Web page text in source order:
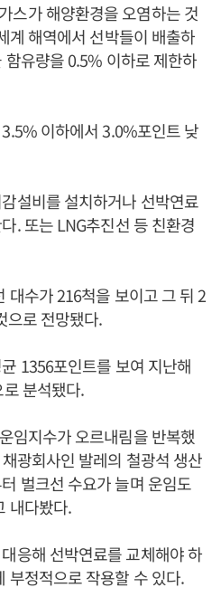
스가 해양환경을 오염하는 것
계 해역에서 선박들이 배출하
유량을 0.5% 이하로 제한하
이하에서 3.0%포인트 낮
설비를 설치하거나 선박연료
. 또는 LNG추진선 등 친환경
대수가 216척을 보이고 그 뒤 2
으로 전망됐다.
1356포인트를 보여 지난해
분석됐다.
임지수가 오르내림을 반복했
광회사인 발레의 철광석 생산
벌크선 수요가 늘며 운임도
내다봤다.
응해 선박연료를 교체해야 하
부정적으로 작용할 수 있다.